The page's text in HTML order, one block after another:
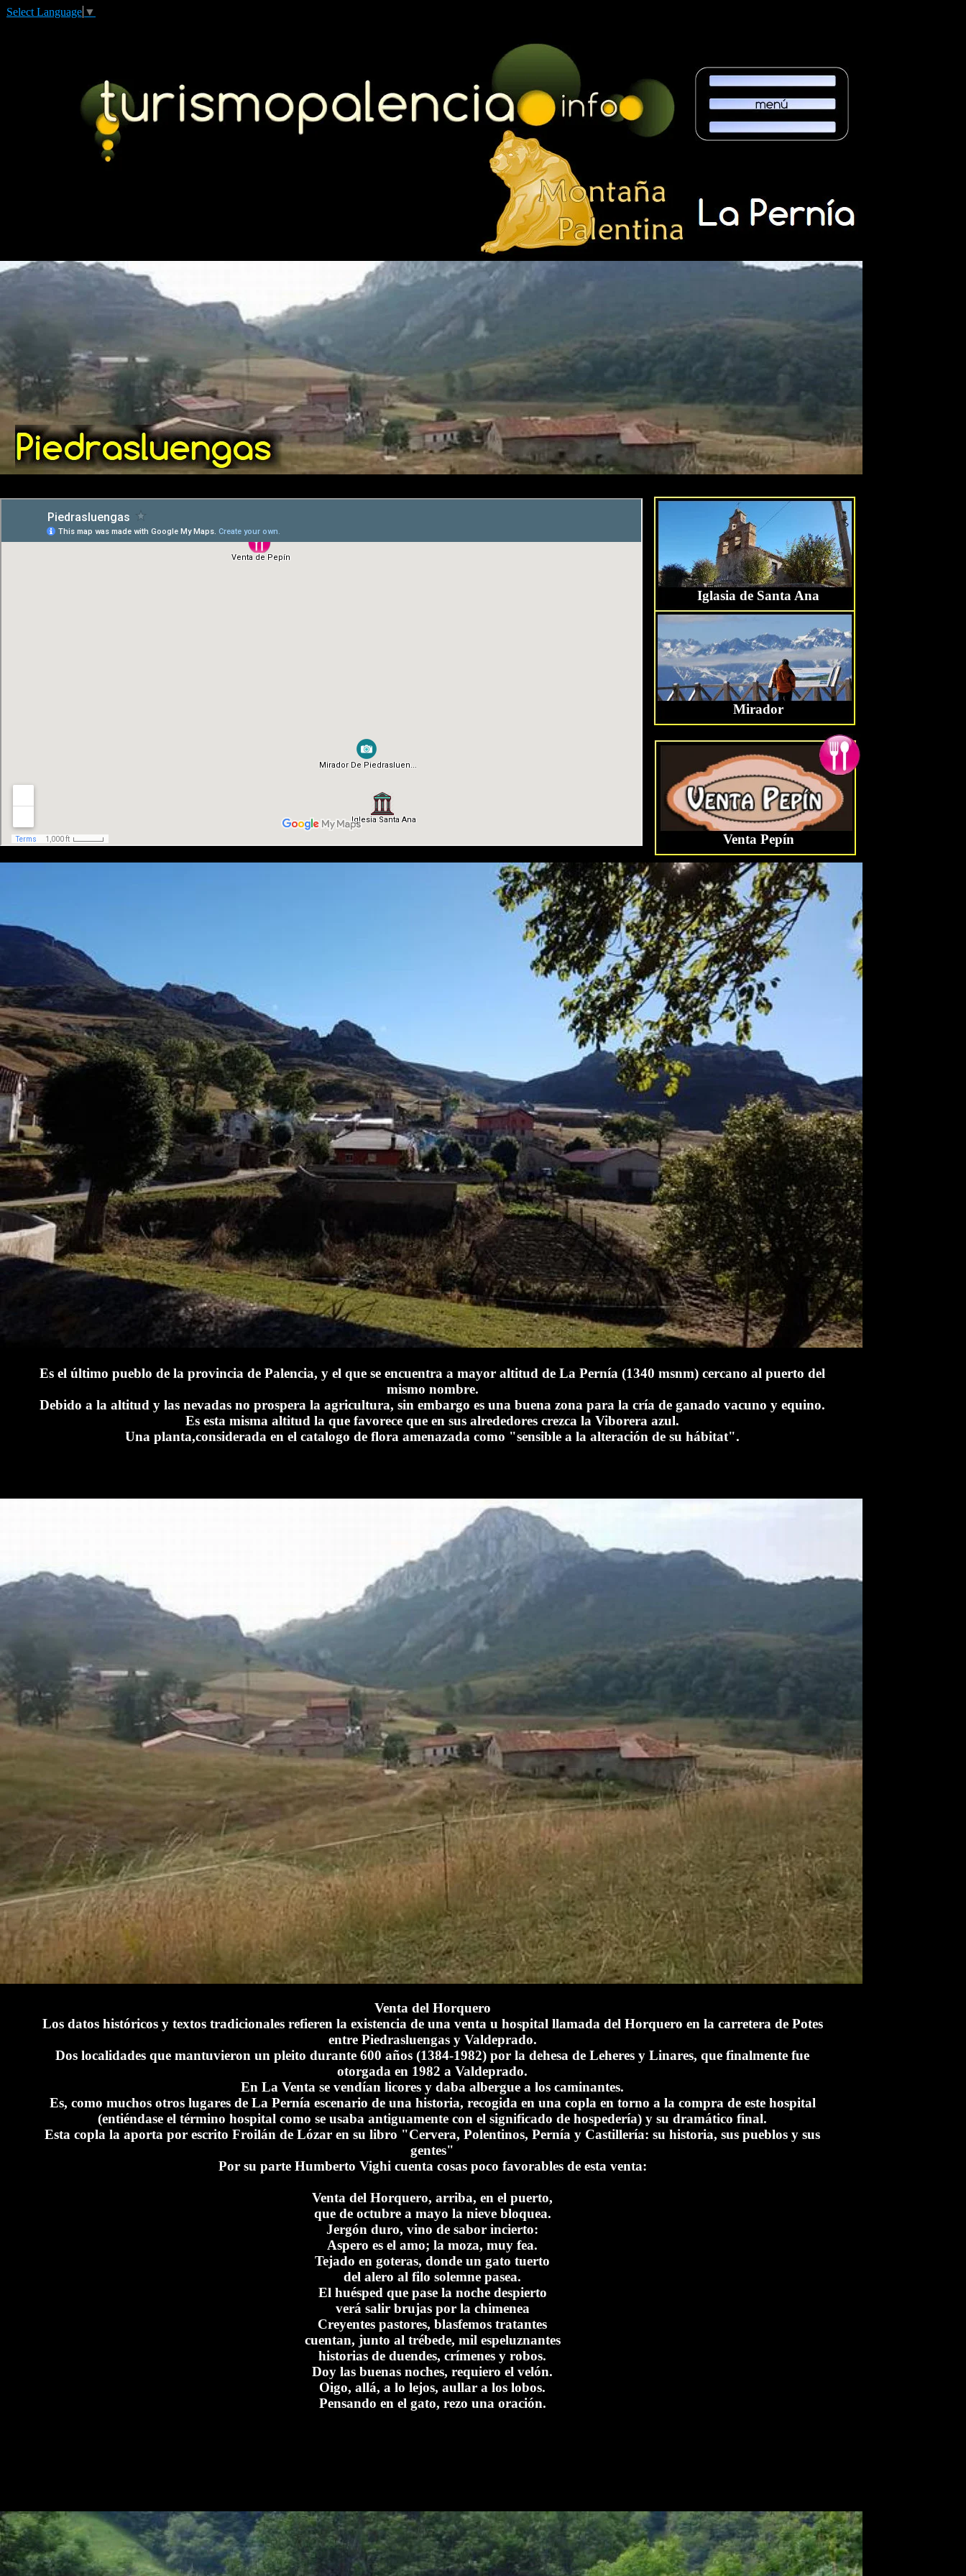
Es el último pueblo de la provincia de Palencia, y el que se encuentra a mayor altitud de La Pernía (1340 msnm) cercano al puerto del
mismo nombre.
Debido a la altitud y las nevadas no prospera la agricultura, sin embargo es una buena zona para la cría de ganado vacuno y equino.
Es esta misma altitud la que favorece que en sus alrededores crezca la Viborera azul.
Una planta,considerada en el catalogo de flora amenazada como "sensible a la alteración de su hábitat".
Select Language ▼
Iglasia de Santa Ana
Mirador
Venta del Horquero
Los datos históricos y textos tradicionales refieren la existencia de una venta u hospital llamada del Horquero en la carretera de Potes
entre Piedrasluengas y Valdeprado.
Dos localidades que mantuvieron un pleito durante 600 años (1384-1982) por la dehesa de Leheres y Linares, que finalmente fue
otorgada en 1982 a Valdeprado.
En La Venta se vendían licores y daba albergue a los caminantes.
Es, como muchos otros lugares de La Pernía escenario de una historia, recogida en una copla en torno a la compra de este hospital
(entiéndase el término hospital como se usaba antiguamente con el significado de hospedería) y su dramático final.
Esta copla la aporta por escrito Froilán de Lózar en su libro "Cervera, Polentinos, Pernía y Castillería: su historia, sus pueblos y sus
gentes"
Por su parte Humberto Vighi cuenta cosas poco favorables de esta venta:
Venta del Horquero, arriba, en el puerto,
que de octubre a mayo la nieve bloquea.
Jergón duro, vino de sabor incierto:
Aspero es el amo; la moza, muy fea.
Tejado en goteras, donde un gato tuerto
del alero al filo solemne pasea.
El huésped que pase la noche despierto
verá salir brujas por la chimenea
Creyentes pastores, blasfemos tratantes
cuentan, junto al trébede, mil espeluznantes
historias de duendes, crímenes y robos.
Doy las buenas noches, requiero el velón.
Oigo, allá, a lo lejos, aullar a los lobos.
Pensando en el gato, rezo una oración.
Venta Pepín